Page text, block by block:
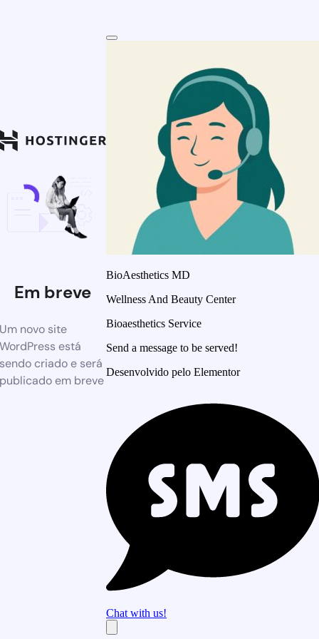
Em breve
Um novo site
WordPress está
sendo criado e será
publicado em breve
BioAesthetics MD
Wellness And Beauty Center
Bioaesthetics Service
Send a message to be served!
Desenvolvido pelo Elementor
Chat with us!